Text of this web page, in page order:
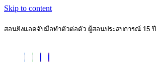
Skip to content
สอนยิงแอดจับมือทำตัวต่อตัว ผู้สอนประสบการณ์ 15 ปี